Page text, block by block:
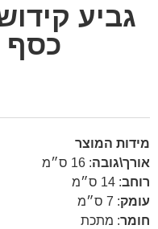
גביע
כסף
מידות המוצר
אורך\גובה: 16 ס״מ
רוחב: 14 ס״מ
עומק: 7 ס״מ
חומר: מתכת